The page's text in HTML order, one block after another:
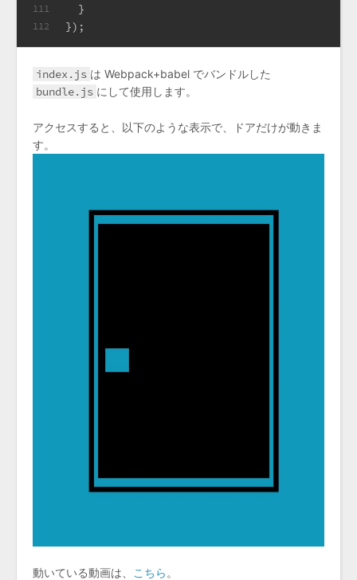
111
112
  }
});
index.js は Webpack+babel でバンドルした
bundle.js にして使用します。
アクセスすると、以下のような表示で、ドアだけが動きま
す。
動いている動画は、 こちら 。